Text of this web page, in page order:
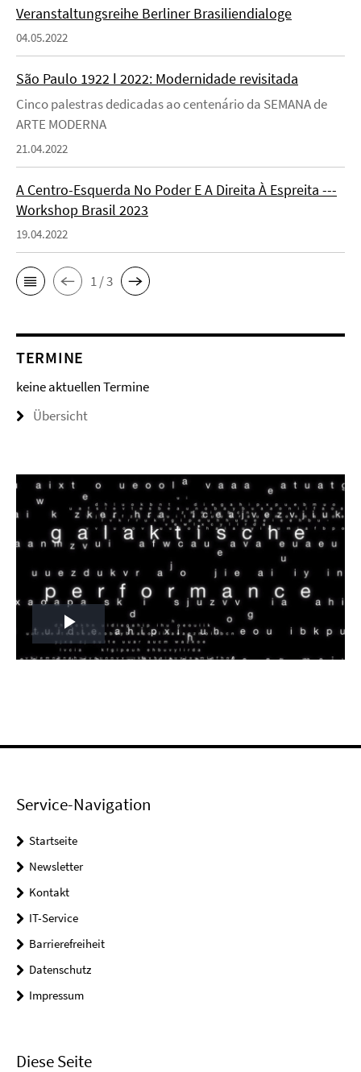
Veranstaltungsreihe Berliner Brasiliendialoge
04.05.2022
São Paulo 1922 ǀ 2022: Modernidade revisitada
Cinco palestras dedicadas ao centenário da SEMANA de
ARTE MODERNA
21.04.2022
A Centro-Esquerda No Poder E A Direita À Espreita ---
Workshop Brasil 2023
19.04.2022
1 / 3
TERMINE
keine aktuellen Termine
Übersicht
Play
Service-Navigation
Startseite
Newsletter
Kontakt
IT-Service
Barrierefreiheit
Datenschutz
Impressum
Diese Seite